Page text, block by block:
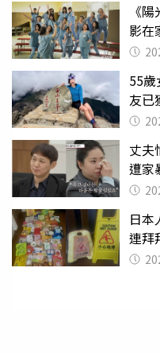
《
影在
55
友已
沒找
丈夫
遭家
日本
連拜
也帶